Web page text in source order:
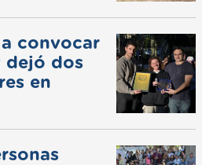
convocar
dejó dos
en